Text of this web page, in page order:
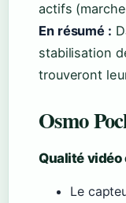
actifs
En résumé :
stabilisation
trouveront
Osmo
Qualité
Le